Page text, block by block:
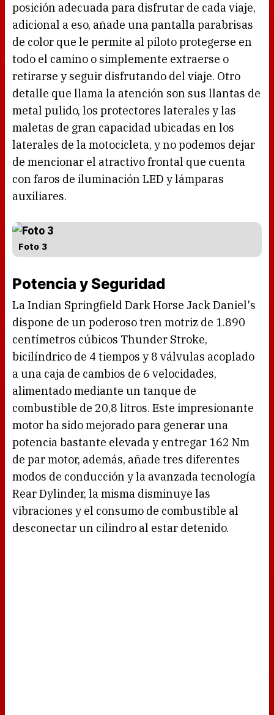
posición adecuada para disfrutar de cada viaje,
adicional a eso, añade una pantalla parabrisas
de color que le permite al piloto protegerse en
todo el camino o simplemente extraerse o
retirarse y seguir disfrutando del viaje. Otro
detalle que llama la atención son sus llantas de
metal pulido, los protectores laterales y las
maletas de gran capacidad ubicadas en los
laterales de la motocicleta, y no podemos dejar
de mencionar el atractivo frontal que cuenta
con faros de iluminación LED y lámparas
auxiliares.
Foto 3
Potencia y Seguridad
La Indian Springfield Dark Horse Jack Daniel's
dispone de un poderoso tren motriz de 1.890
centímetros cúbicos Thunder Stroke,
bicilíndrico de 4 tiempos y 8 válvulas acoplado
a una caja de cambios de 6 velocidades,
alimentado mediante un tanque de
combustible de 20,8 litros. Este impresionante
motor ha sido mejorado para generar una
potencia bastante elevada y entregar 162 Nm
de par motor, además, añade tres diferentes
modos de conducción y la avanzada tecnología
Rear Dylinder, la misma disminuye las
vibraciones y el consumo de combustible al
desconectar un cilindro al estar detenido.